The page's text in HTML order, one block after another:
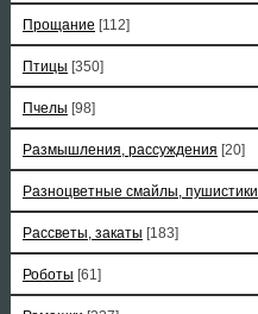
Прощание [112]
Птицы [350]
Пчелы [98]
Размышления, рассуждения [20]
Разноцветные смайлы, пушистики
Рассветы, закаты [183]
Роботы [61]